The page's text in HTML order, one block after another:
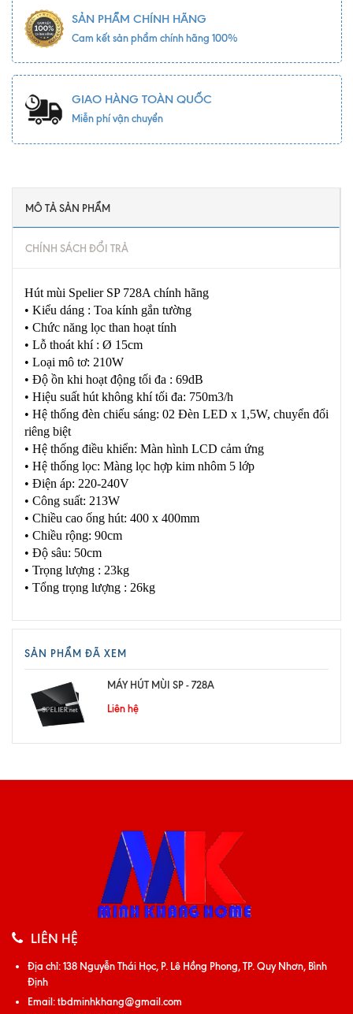
SẢN PHẨM CHÍNH HÃNG
Cam kết sản phẩm chính hãng 100%
GIAO HÀNG TOÀN QUỐC
Miễn phí vận chuyển
MÔ TẢ SẢN PHẨM
CHÍNH SÁCH ĐỔI TRẢ
Hút mùi Spelier SP 728A chính hãng
• Kiểu dáng : Toa kính gắn tường
• Chức năng lọc than hoạt tính
• Lỗ thoát khí : Ø 15cm
• Loại mô tơ: 210W
• Độ ồn khi hoạt động tối đa : 69dB
• Hiệu suất hút không khí tối đa: 750m3/h
• Hệ thống đèn chiếu sáng: 02 Đèn LED x 1,5W, chuyển đổi
riêng biệt
• Hệ thống điều khiển: Màn hình LCD cảm ứng
• Hệ thống lọc: Màng lọc hợp kim nhôm 5 lớp
• Điện áp: 220-240V
• Công suất: 213W
• Chiều cao ống hút: 400 x 400mm
• Chiều rộng: 90cm
• Độ sâu: 50cm
• Trọng lượng : 23kg
• Tổng trọng lượng : 26kg
SẢN PHẨM ĐÃ XEM
MÁY HÚT MÙI SP - 728A
Liên hệ
LIÊN HỆ
Địa chỉ:138 Nguyễn Thái Học, P. Lê Hồng Phong, TP. Quy Nhơn, Bình
Định
Email:tbdminhkhang@gmail.com